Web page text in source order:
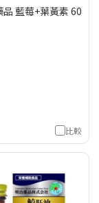
藍莓+葉黃素 60
比較